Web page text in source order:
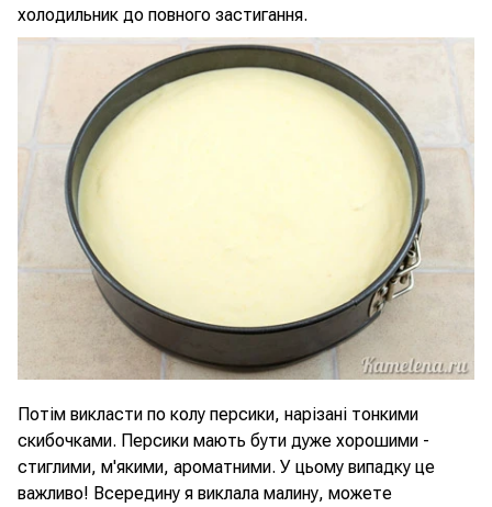
холодильник до повного застигання.
Потім викласти по колу персики, нарізані тонкими
скибочками. Персики мають бути дуже хорошими -
стиглими, м'якими, ароматними. У цьому випадку це
важливо! Всередину я виклала малину, можете